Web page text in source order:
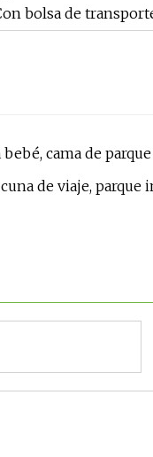
bolsa de
cama de
de viaje,